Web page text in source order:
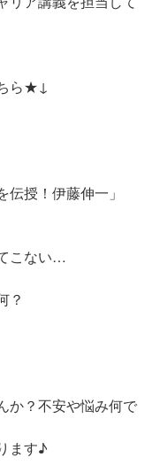
ら★↓
伝授！伊藤伸一」
こない…
？
か？不安や悩み何で
ます♪